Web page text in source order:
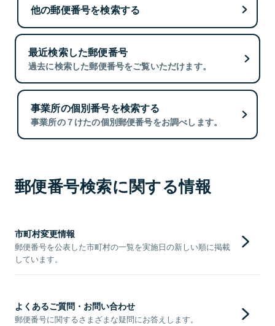
他の郵便番号を検索する
最近検索した郵便番号
過去に検索した郵便番号をご覧いただけます。
事業所の個別番号を検索する
事業所の７けたの個別郵便番号をお調べします。
郵便番号検索に関する情報
市町村変更情報
郵便番号を公表した市町村の一覧を実施日の新しい順に掲載
しています。
よくあるご質問・お問い合わせ
郵便番号に関するさまざまな疑問にお答えします。